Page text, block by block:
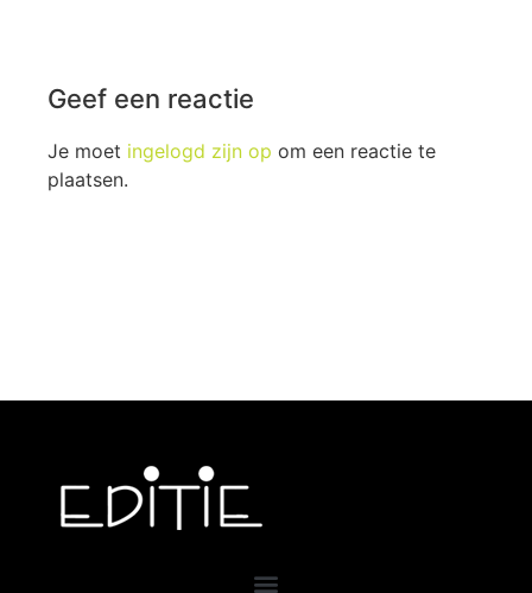
Geef een reactie
Je moet ingelogd zijn op om een reactie te
plaatsen.